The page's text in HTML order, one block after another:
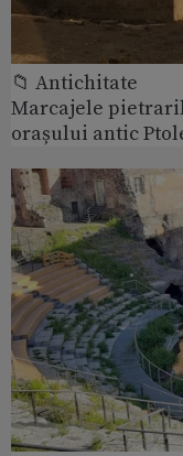
📁 Antichitate
Marcajele
orașului antic